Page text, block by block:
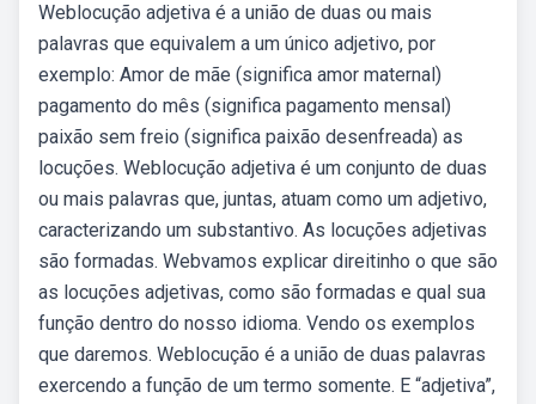
Weblocução adjetiva é a união de duas ou mais
palavras que equivalem a um único adjetivo, por
exemplo: Amor de mãe (significa amor maternal)
pagamento do mês (significa pagamento mensal)
paixão sem freio (significa paixão desenfreada) as
locuções. Weblocução adjetiva é um conjunto de duas
ou mais palavras que, juntas, atuam como um adjetivo,
caracterizando um substantivo. As locuções adjetivas
são formadas. Webvamos explicar direitinho o que são
as locuções adjetivas, como são formadas e qual sua
função dentro do nosso idioma. Vendo os exemplos
que daremos. Weblocução é a união de duas palavras
exercendo a função de um termo somente. E “adjetiva”,